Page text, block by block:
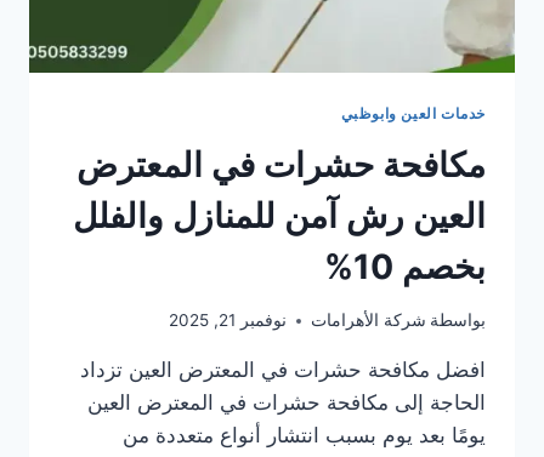
خدمات العين وابوظبي
مكافحة حشرات في المعترض
العين رش آمن للمنازل والفلل
بخصم 10%
بواسطة شركة الأهرامات نوفمبر 21, 2025
افضل مكافحة حشرات في المعترض العين تزداد
الحاجة إلى مكافحة حشرات في المعترض العين
يومًا بعد يوم بسبب انتشار أنواع متعددة من